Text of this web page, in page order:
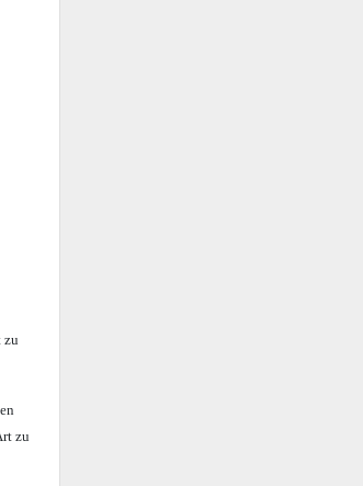
zu
zu